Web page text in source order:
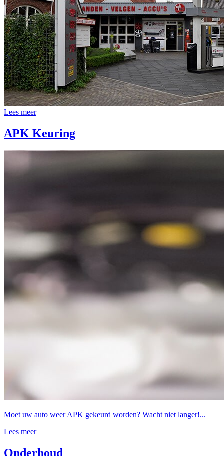
Lees meer
APK Keuring
Moet uw auto weer APK gekeurd worden? Wacht niet langer!...
Lees meer
Onderhoud